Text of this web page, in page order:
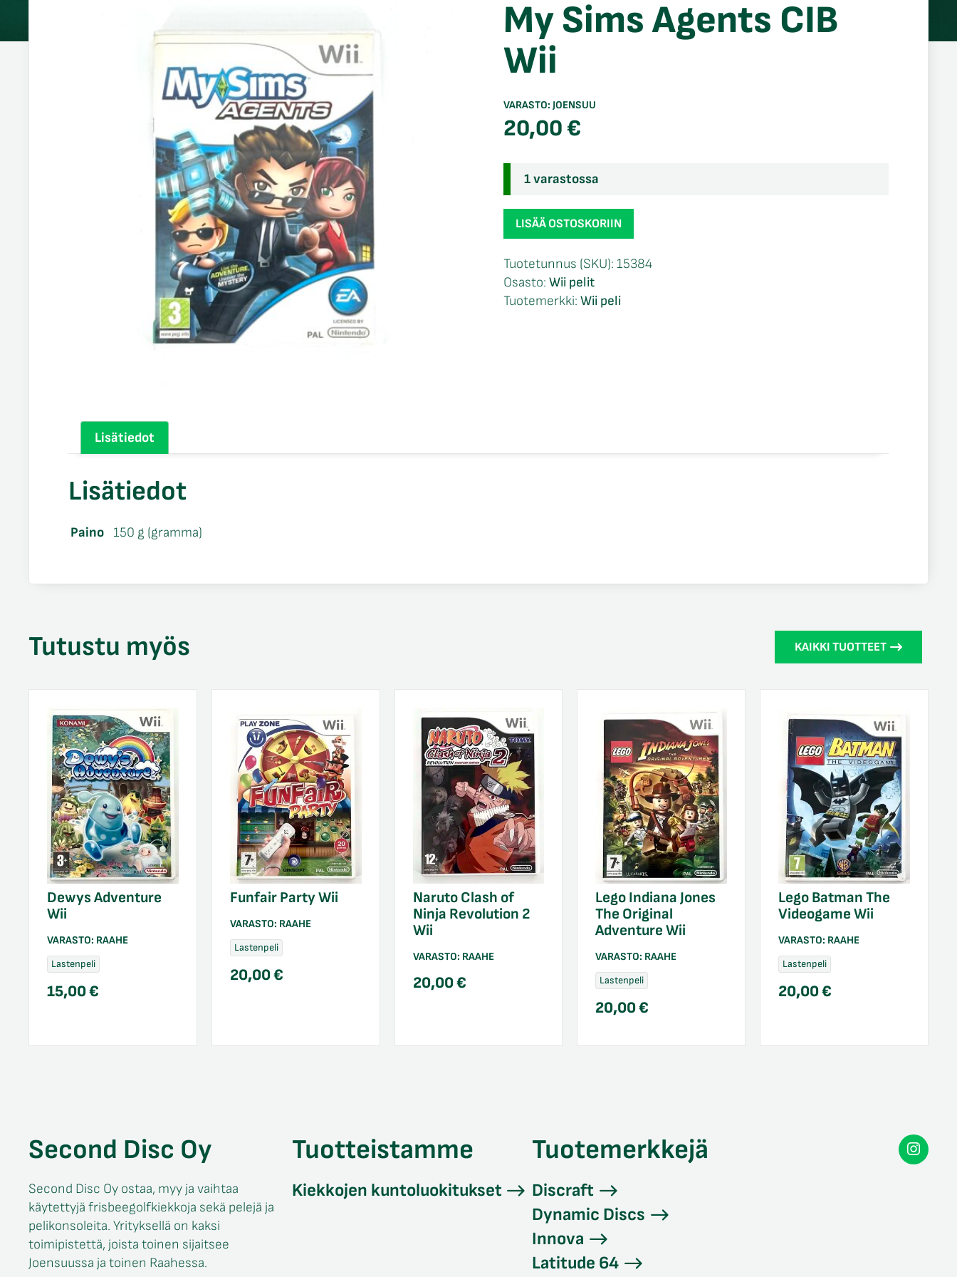
My Sims Agents CIB
Wii
VARASTO: JOENSUU
20,00€
1 varastossa
My
Sims
CIB
Wii
määrä
LISÄÄ OSTOSKORIIN
Tuotetunnus (SKU): 15384
Osasto: Wii pelit
Tuotemerkki: Wii peli
Lisätiedot
Lisätiedot
Paino 150 g (gramma)
Tutustu myös KAIKKI TUOTTEET
Dewys Adventure
Wii
VARASTO: RAAHE
Lastenpeli
15,00€
Funfair Party Wii
VARASTO: RAAHE
Lastenpeli
20,00€
Naruto Clash of
Ninja Revolution 2
Wii
VARASTO: RAAHE
20,00€
Lego Indiana Jones
The Original
Adventure Wii
VARASTO: RAAHE
Lastenpeli
20,00€
Lego Batman The
Videogame Wii
VARASTO: RAAHE
Lastenpeli
20,00€
Second Disc Oy
Second Disc Oy ostaa, myy ja vaihtaa
käytettyjä frisbeegolfkiekkoja sekä pelejä ja
pelikonsoleita. Yrityksellä on kaksi
toimipistettä, joista toinen sijaitsee
Joensuussa ja toinen Raahessa.
Tuotteistamme
Kiekkojen kuntoluokitukset
Tuotemerkkejä
Discraft
Dynamic Discs
Innova
Latitude 64